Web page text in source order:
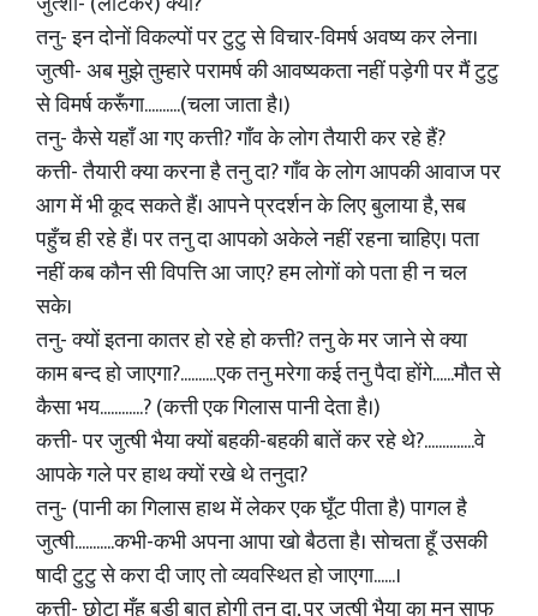
तनु- इन दोनों विकल्पों पर टुटु से विचार-विमर्ष अवष्य कर लेना।
जुत्षी- अब मुझे तुम्हारे परामर्ष की आवष्यकता नहीं पड़ेगी पर मैं टुटु
से विमर्ष करूँगा..........(चला जाता है।)
तनु- कैसे यहाँ आ गए कत्ती? गाँव के लोग तैयारी कर रहे हैं?
कत्ती- तैयारी क्या करना है तनु दा? गाँव के लोग आपकी आवाज पर
आग में भी कूद सकते हैं। आपने प्रदर्शन के लिए बुलाया है, सब
पहुँच ही रहे हैं। पर तनु दा आपको अकेले नहीं रहना चाहिए। पता
नहीं कब कौन सी विपत्ति आ जाए? हम लोगों को पता ही न चल
सके।
तनु- क्यों इतना कातर हो रहे हो कत्ती? तनु के मर जाने से क्या
काम बन्द हो जाएगा?..........एक तनु मरेगा कई तनु पैदा होंगे......मौत से
कैसा भय............? (कत्ती एक गिलास पानी देता है।)
कत्ती- पर जुत्षी भैया क्यों बहकी-बहकी बातें कर रहे थे?..............वे
आपके गले पर हाथ क्यों रखे थे तनुदा?
तनु- (पानी का गिलास हाथ में लेकर एक घूँट पीता है) पागल है
जुत्षी...........कभी-कभी अपना आपा खो बैठता है। सोचता हूँ उसकी
षादी टुटु से करा दी जाए तो व्यवस्थित हो जाएगा......।